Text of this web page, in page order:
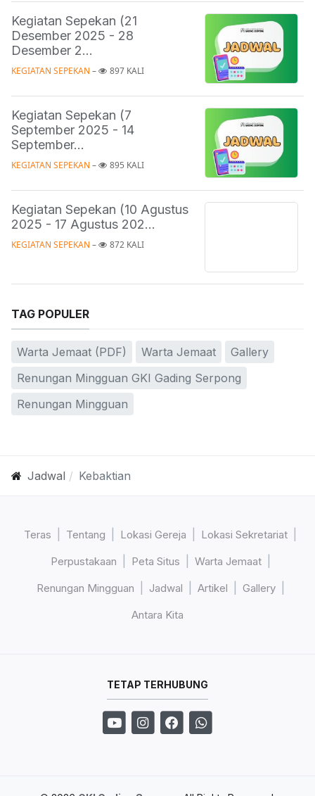
Kegiatan Sepekan (21
Desember 2025 - 28
Desember 2...
KEGIATAN SEPEKAN – 897 KALI
Kegiatan Sepekan (7
September 2025 - 14
September...
KEGIATAN SEPEKAN – 895 KALI
Kegiatan Sepekan (10 Agustus
2025 - 17 Agustus 202...
KEGIATAN SEPEKAN – 872 KALI
TAG POPULER
Warta Jemaat (PDF) Warta Jemaat
Gallery
Renungan Mingguan GKI Gading Serpong
Renungan Mingguan
Jadwal Kebaktian
Teras Tentang Lokasi Gereja
Lokasi Sekretariat
Perpustakaan
Peta Situs
Warta Jemaat
Renungan Mingguan
Jadwal Artikel
Gallery
Antara Kita
TETAP TERHUBUNG